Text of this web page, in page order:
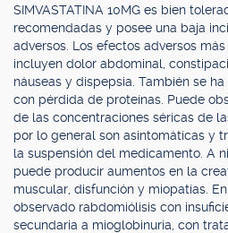
SIMVASTATINA 10MG es bien
recomendadas y posee una baja
adversos. Los efectos adversos
incluyen dolor abdominal,
náuseas y dispepsia. También se
con pérdida de proteínas. Puede
de las concentraciones séricas de
por lo general son asintomáticas y
la suspensión del medicamento. A
puede producir aumentos en la
muscular, disfunción y miopatías.
observado rabdomiólisis con
secundaria a mioglobinuria, con